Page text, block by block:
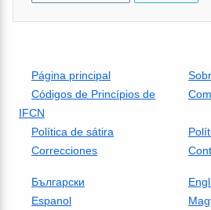
Página principal
Códigos de Princípios de
IFCN
Política de sátira
Correcciones
Български
Espanol